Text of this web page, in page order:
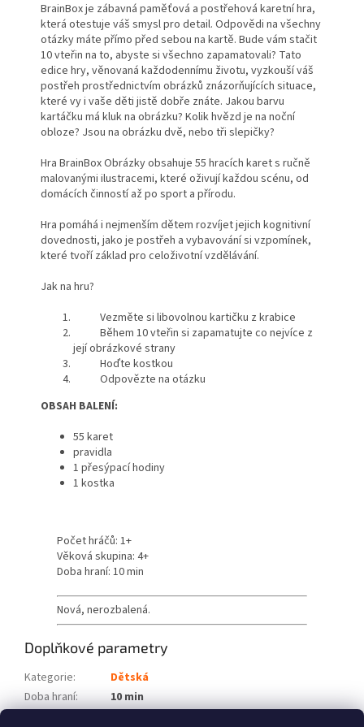
BrainBox je zábavná paměťová a postřehová karetní hra,
která otestuje váš smysl pro detail. Odpovědi na všechny
otázky máte přímo před sebou na kartě. Bude vám stačit
10 vteřin na to, abyste si všechno zapamatovali? Tato
edice hry, věnovaná každodennímu životu, vyzkouší váš
postřeh prostřednictvím obrázků znázorňujících situace,
které vy i vaše děti jistě dobře znáte. Jakou barvu
kartáčku má kluk na obrázku? Kolik hvězd je na noční
obloze? Jsou na obrázku dvě, nebo tři slepičky?
Hra BrainBox Obrázky obsahuje 55 hracích karet s ručně
malovanými ilustracemi, které oživují každou scénu, od
domácích činností až po sport a přírodu.
Hra pomáhá i nejmenším dětem rozvíjet jejich kognitivní
dovednosti, jako je postřeh a vybavování si vzpomínek,
které tvoří základ pro celoživotní vzdělávání.
Jak na hru?
Vezměte si libovolnou kartičku z krabice
Během 10 vteřin si zapamatujte co nejvíce z
její obrázkové strany
Hoďte kostkou
Odpovězte na otázku
OBSAH BALENÍ:
55 karet
pravidla
1 přesýpací hodiny
1 kostka
Počet hráčů: 1+
Věková skupina: 4+
Doba hraní: 10 min
Nová, nerozbalená.
Doplňkové parametry
Kategorie:
Dětská
Doba hraní:
10 min